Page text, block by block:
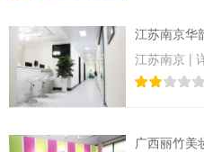
江苏南京华
江苏南京 |
广西丽竹美